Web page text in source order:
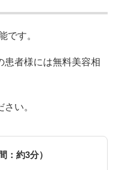
です。
患者様には無料美容相
い。
：約3分）